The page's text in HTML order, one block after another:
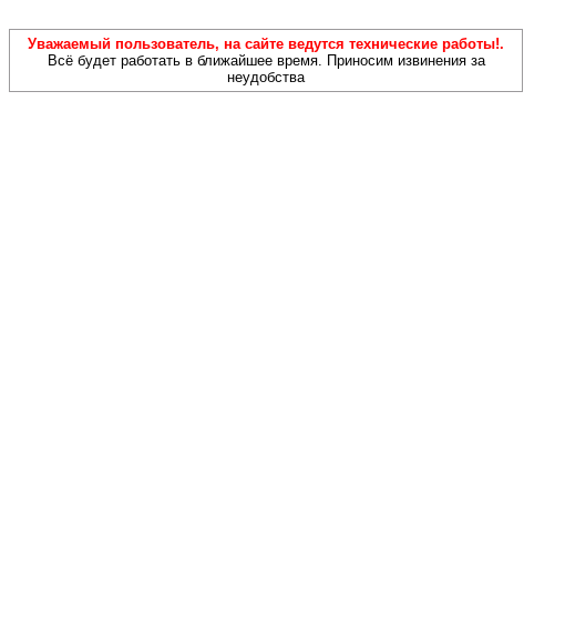
Уважаемый пользователь, на сайте ведутся технические работы!.
Всё будет работать в ближайшее время. Приносим извинения за
неудобства